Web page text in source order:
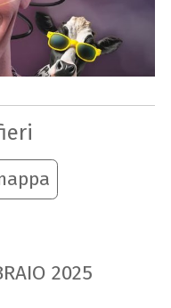
2025